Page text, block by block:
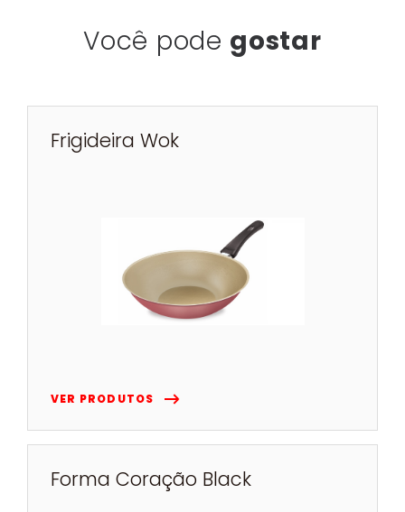
Você pode gostar
Frigideira Wok
VER PRODUTOS
Forma Coração Black